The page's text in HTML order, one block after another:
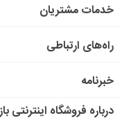
خدمات مشتریان
راه‌های ارتباطی
خبرنامه
درباره‌ فروشگاه اینترنتی